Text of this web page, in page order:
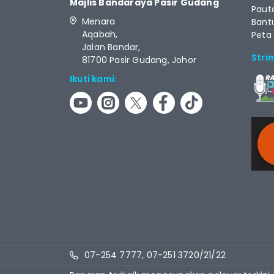
Majlis Bandaraya Pasir Gudang
Menara
Aqabah,
Jalan Bandar,
81700 Pasir Gudang, Johor
Ikuti kami:
Peta
07-254 7777, 07-251 3720/21/22